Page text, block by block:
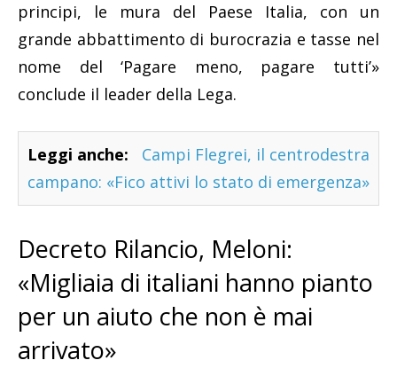
principi, le mura del Paese Italia, con un
grande abbattimento di burocrazia e tasse nel
nome del ‘Pagare meno, pagare tutti’»
conclude il leader della Lega.
Leggi anche:
Campi Flegrei, il centrodestra
campano: «Fico attivi lo stato di emergenza»
Decreto Rilancio, Meloni:
«Migliaia di italiani hanno pianto
per un aiuto che non è mai
arrivato»